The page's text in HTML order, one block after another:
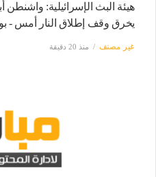
هيئة البث الإسرائيلية:
يخرق وقف إطلاق النار أمس -
غير مصنف منذ 20 دقيقة